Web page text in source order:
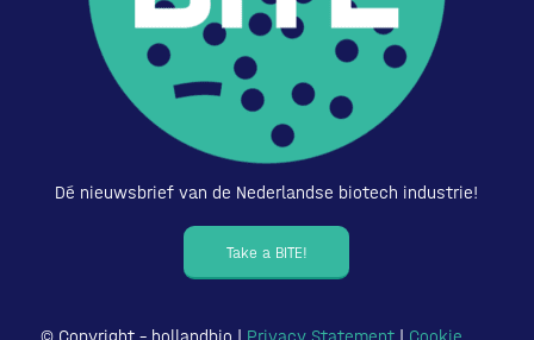
Dé nieuwsbrief van de Nederlandse biotech industrie!
Take a BITE!